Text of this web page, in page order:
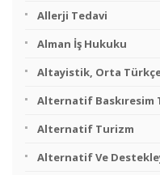
Allerji Tedavi
Alman İş Hukuku
Altayistik, Orta
Alternatif Baskıresim
Alternatif Turizm
Alternatif Ve